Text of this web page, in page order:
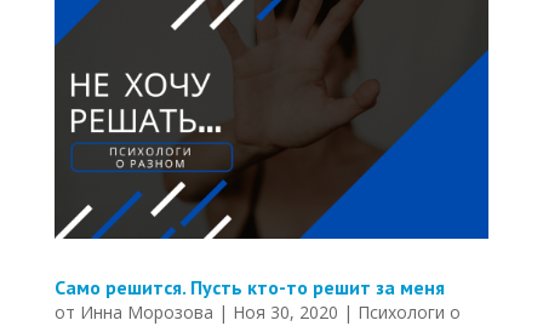
Само решится. Пусть кто-то решит за меня
от Инна Морозова | Ноя 30, 2020 | Психологи о